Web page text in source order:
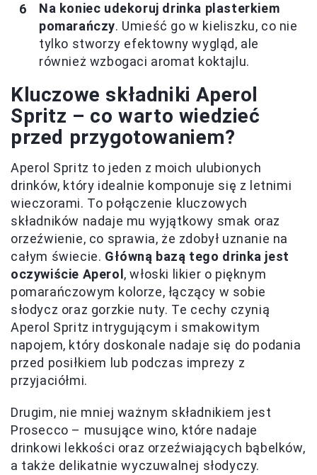
Na koniec udekoruj drinka plasterkiem
pomarańczy. Umieść go w kieliszku, co nie
tylko stworzy efektowny wygląd, ale
również wzbogaci aromat koktajlu.
Kluczowe składniki Aperol
Spritz – co warto wiedzieć
przed przygotowaniem?
Aperol Spritz to jeden z moich ulubionych
drinków, który idealnie komponuje się z letnimi
wieczorami. To połączenie kluczowych
składników nadaje mu wyjątkowy smak oraz
orzeźwienie, co sprawia, że zdobył uznanie na
całym świecie. Główną bazą tego drinka jest
oczywiście Aperol , włoski likier o pięknym
pomarańczowym kolorze, łączący w sobie
słodycz oraz gorzkie nuty. Te cechy czynią
Aperol Spritz intrygującym i smakowitym
napojem, który doskonale nadaje się do podania
przed posiłkiem lub podczas imprezy z
przyjaciółmi.
Drugim, nie mniej ważnym składnikiem jest
Prosecco – musujące wino, które nadaje
drinkowi lekkości oraz orzeźwiających bąbelków,
a także delikatnie wyczuwalnej słodyczy.